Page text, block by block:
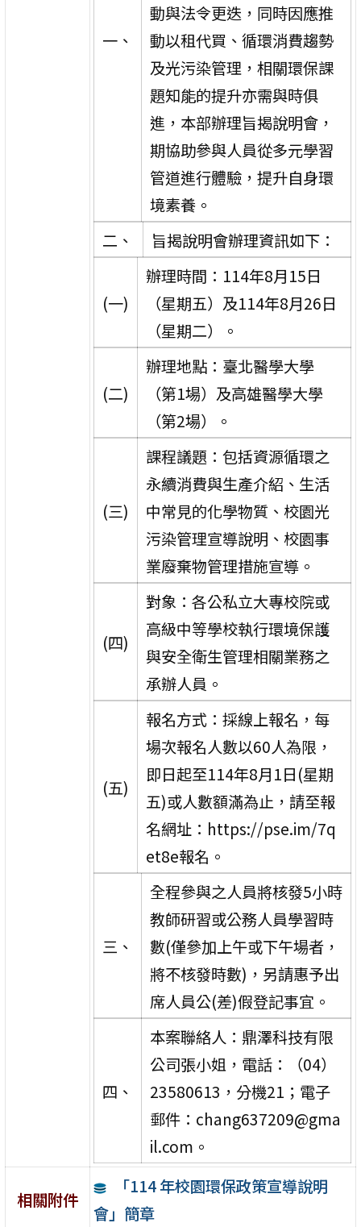
一、
動與法令更迭，同時因應推
動以租代買、循環消費趨勢
及光污染管理，相關環保課
題知能的提升亦需與時俱
進，本部辦理旨揭說明會，
期協助參與人員從多元學習
管道進行體驗，提升自身環
境素養。
二、
旨揭說明會辦理資訊如下：
(一)
辦理時間：114年8月15日
（星期五）及114年8月26日
（星期二）。
(二)
辦理地點：臺北醫學大學
（第1場）及高雄醫學大學
（第2場）。
(三)
課程議題：包括資源循環之
永續消費與生產介紹、生活
中常見的化學物質、校園光
污染管理宣導說明、校園事
業廢棄物管理措施宣導。
(四)
對象：各公私立大專校院或
高級中等學校執行環境保護
與安全衛生管理相關業務之
承辦人員。
(五)
報名方式：採線上報名，每
場次報名人數以60人為限，
即日起至114年8月1日(星期
五)或人數額滿為止，請至報
名網址：https://pse.im/7q
et8e報名。
三、
全程參與之人員將核發5小時
教師研習或公務人員學習時
數(僅參加上午或下午場者，
將不核發時數)，另請惠予出
席人員公(差)假登記事宜。
四、
本案聯絡人：鼎澤科技有限
公司張小姐，電話：（04）
23580613，分機21；電子
郵件：chang637209@gma
il.com。
相關附件
「114 年校園環保政策宣導說明
會」簡章